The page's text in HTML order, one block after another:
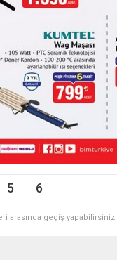
5 6
arasında geçiş yapabilirsiniz.